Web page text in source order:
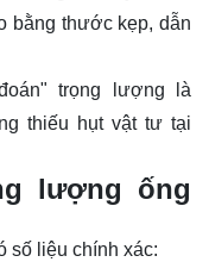
bằng thước kẹp, dẫn
trọng lượng là
thiếu hụt vật tư tại
lượng ống
số liệu chính xác: